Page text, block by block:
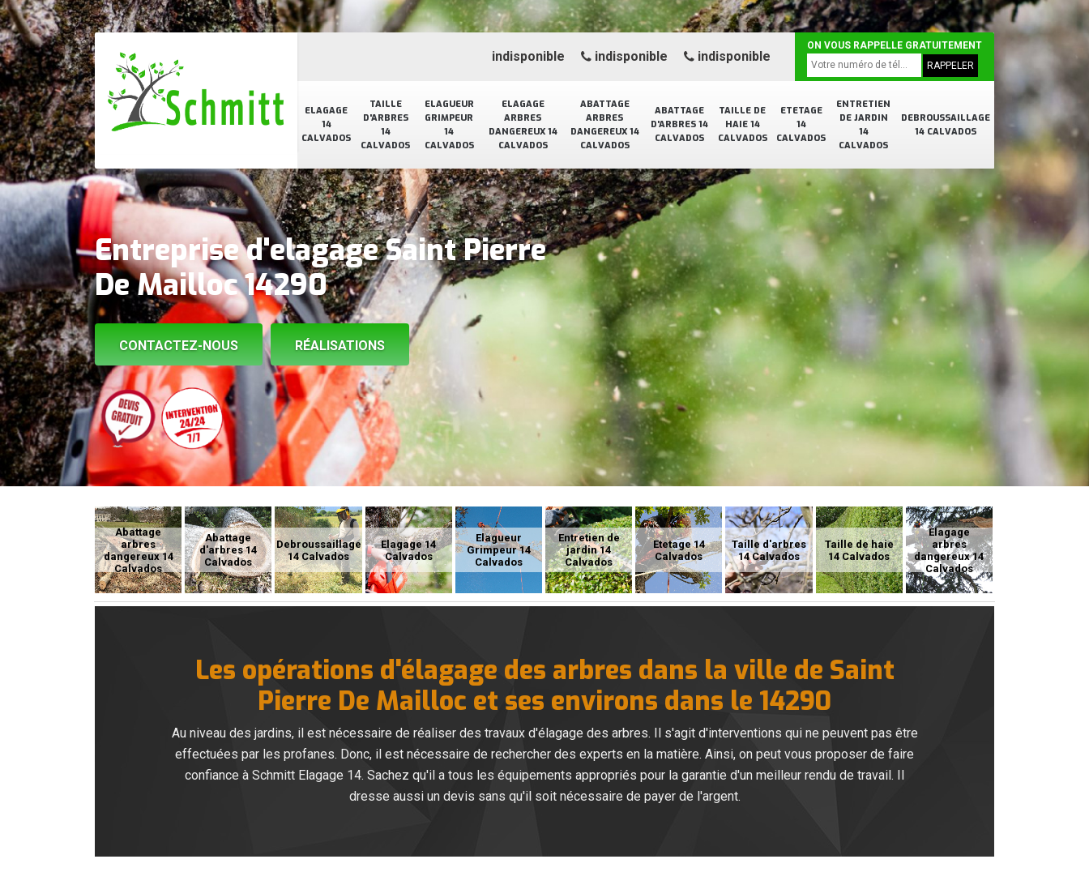
ELAGAGE
14
CALVADOS
TAILLE
D'ARBRES
14
CALVADOS
ELAGUEUR
GRIMPEUR
14
CALVADOS
ELAGAGE
ARBRES
DANGEREUX 14
CALVADOS
ABATTAGE
ARBRES
DANGEREUX 14
CALVADOS
ABATTAGE
D'ARBRES 14
CALVADOS
TAILLE DE
HAIE 14
CALVADOS
ETETAGE
14
CALVADOS
ENTRETIEN
DE JARDIN
14
CALVADOS
DEBROUSSAILLAGE
14 CALVADOS
indisponible indisponible indisponible
ON VOUS RAPPELLE GRATUITEMENT
Entreprise d'elagage Saint Pierre
De Mailloc 14290
CONTACTEZ-NOUS RÉALISATIONS
Abattage
arbres
dangereux 14
Calvados
Abattage
d'arbres 14
Calvados
Debroussaillage
14 Calvados
Elagage 14
Calvados
Elagueur
Grimpeur 14
Calvados
Entretien de
jardin 14
Calvados
Etetage 14
Calvados
Taille d'arbres
14 Calvados
Taille de haie
14 Calvados
Elagage
arbres
dangereux 14
Calvados
Les opérations d'élagage des arbres dans la ville de Saint
Pierre De Mailloc et ses environs dans le 14290
Au niveau des jardins, il est nécessaire de réaliser des travaux d'élagage des arbres. Il s'agit d'interventions qui ne peuvent pas être
effectuées par les profanes. Donc, il est nécessaire de rechercher des experts en la matière. Ainsi, on peut vous proposer de faire
confiance à Schmitt Elagage 14. Sachez qu'il a tous les équipements appropriés pour la garantie d'un meilleur rendu de travail. Il
dresse aussi un devis sans qu'il soit nécessaire de payer de l'argent.